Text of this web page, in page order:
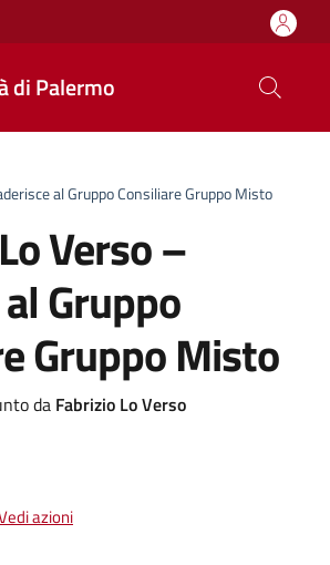
di Palermo
al Gruppo Consiliare Gruppo Misto
Verso –
Gruppo
Gruppo Misto
da Fabrizio Lo Verso
azioni